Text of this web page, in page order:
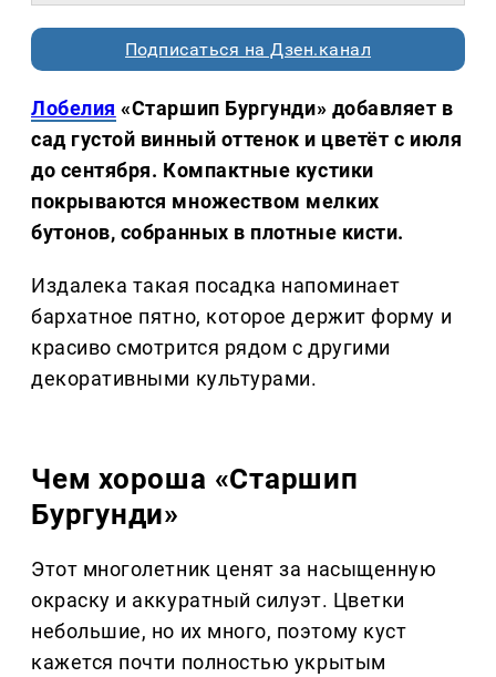
Подписаться на Дзен.канал
Лобелия «Старшип Бургунди» добавляет в
сад густой винный оттенок и цветёт с июля
до сентября. Компактные кустики
покрываются множеством мелких
бутонов, собранных в плотные кисти.
Издалека такая посадка напоминает
бархатное пятно, которое держит форму и
красиво смотрится рядом с другими
декоративными культурами.
Чем хороша «Старшип
Бургунди»
Этот многолетник ценят за насыщенную
окраску и аккуратный силуэт. Цветки
небольшие, но их много, поэтому куст
кажется почти полностью укрытым